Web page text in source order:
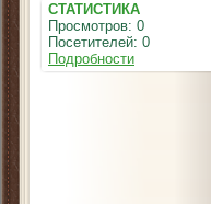
СТАТИСТИКА
Просмотров: 0
Посетителей: 0
Подробности